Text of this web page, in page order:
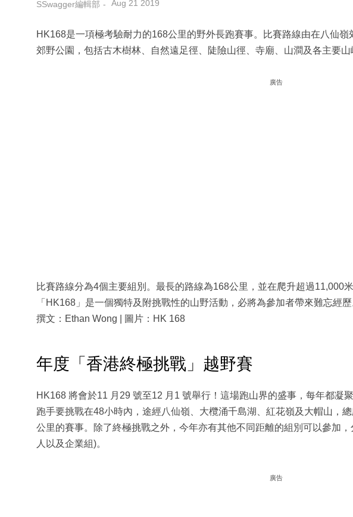
SSwagger編輯部 Aug 21 2019
HK168是一項極考驗耐力的168公里的野外長跑賽事。比賽路線由在八仙
郊野公園，包括古木樹林、自然遠足徑、陡險山徑、寺廟、山澗及各主要山
廣告
比賽路線分為4個主要組別。最長的路線為168公里，並在爬升超過11,000
「HK168」是一個獨特及附挑戰性的山野活動，必將為參加者帶來難忘經歷
撰文：Ethan Wong | 圖片：HK 168
年度「香港終極挑戰」越野賽
HK168 將會於11 月29 號至12 月1 號舉行！這場跑山界的盛事，每年都凝
跑手要挑戰在48小時內，途經八仙嶺、大欖涌千島湖、紅花嶺及大帽山，
公里的賽事。除了終極挑戰之外，今年亦有其他不同距離的組別可以參加
人以及企業組)。
廣告